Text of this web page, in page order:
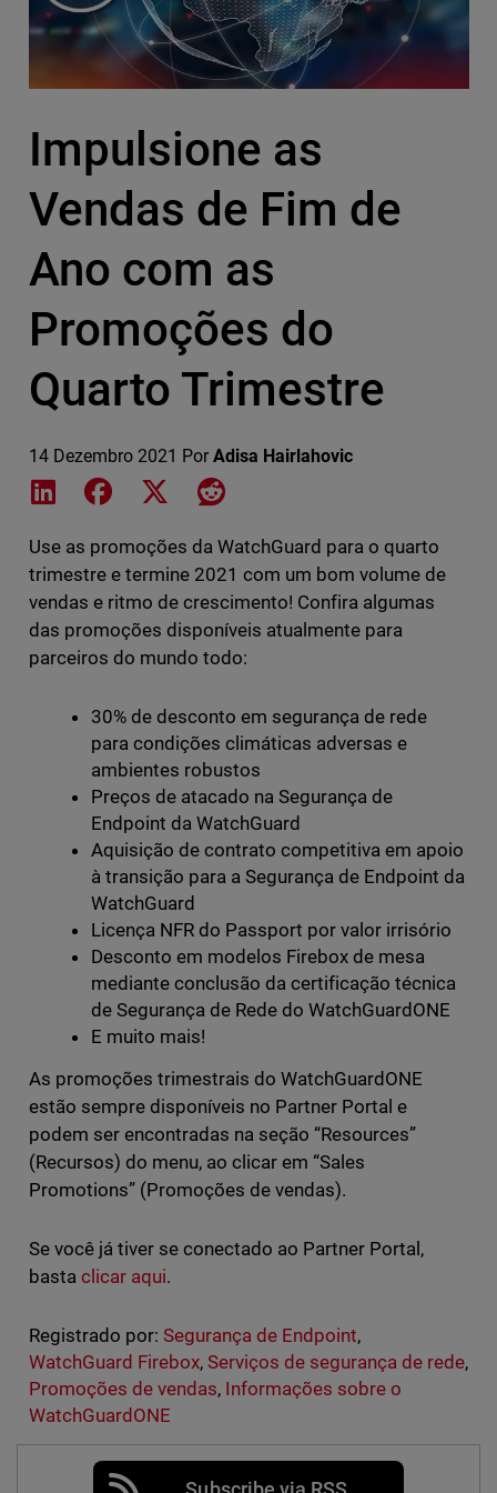
Impulsione as
Vendas de Fim de
Ano com as
Promoções do
Quarto Trimestre
14 Dezembro 2021 Por Adisa Hairlahovic
Share on LinkedIn
Share on Facebook
Share on XShare on Reddit
Use as promoções da WatchGuard para o quarto
trimestre e termine 2021 com um bom volume de
vendas e ritmo de crescimento! Confira algumas
das promoções disponíveis atualmente para
parceiros do mundo todo:
30% de desconto em segurança de rede
para condições climáticas adversas e
ambientes robustos
Preços de atacado na Segurança de
Endpoint da WatchGuard
Aquisição de contrato competitiva em apoio
à transição para a Segurança de Endpoint da
WatchGuard
Licença NFR do Passport por valor irrisório
Desconto em modelos Firebox de mesa
mediante conclusão da certificação técnica
de Segurança de Rede do WatchGuardONE
E muito mais!
As promoções trimestrais do WatchGuardONE
estão sempre disponíveis no Partner Portal e
podem ser encontradas na seção “Resources”
(Recursos) do menu, ao clicar em “Sales
Promotions” (Promoções de vendas).
Se você já tiver se conectado ao Partner Portal,
basta clicar aqui.
Registrado por: Segurança de Endpoint,
WatchGuard Firebox, Serviços de segurança de rede,
Promoções de vendas, Informações sobre o
WatchGuardONE